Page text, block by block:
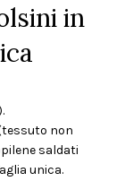
in
non
saldati
unica.